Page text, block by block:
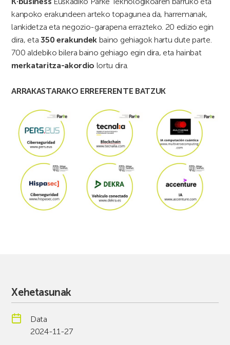
kanpoko erakundeen arteko topagunea da, harremanak,
lankidetza eta negozio-garapena errazteko. 20 edizio egin
dira, eta350 erakundek baino gehiagok hartu dute parte.
700 aldebiko bilera baino gehiago egin dira, eta hainbat
merkataritza-akordio lortu dira.
ARRAKASTARAKO ERREFERENTE BATZUK
Xehetasunak
Data
2024-11-27